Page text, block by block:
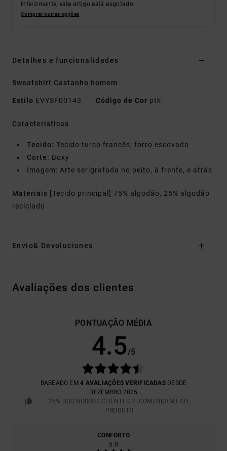
Infelizmente, este artigo está esgotado.
Comprar outras opções
Detalhes e funcionalidades
Sweatshirt Castanho homem
Estilo EVYSF00143 Código de Cor ptk
Características
Tecido: Tecido turco francês, forro escovado
Corte: Boxy
Imagem: Arte serigrafada no peito, à frente, e atrás
Materiais [Tecido principal] 75% algodão, 25% algodão
reciclado
Envio& Devoluciones
Avaliações dos clientes
PONTUAÇÃO MÉDIA
4.5/5
BASEADO EM4 AVALIAÇÕES VERIFICADASDESDE
DEZEMBRO 2025
25% DOS NOSSOS CLIENTES RECOMENDAM ESTE
PRODUTO
CONFORTO
5.0